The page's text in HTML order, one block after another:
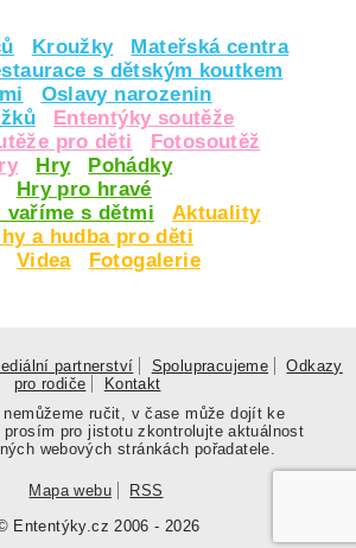
Kroužky
Mateřská centra
s dětským koutkem
Oslavy narozenin
Ententýky soutěže
pro děti
Fotosoutěž
Hry
Pohádky
Hry pro hravé
vaříme s dětmi
Aktuality
a hudba pro děti
Videa
Fotogalerie
partnerství Spolupracujeme
Odkazy
pro rodiče
Kontakt
Ententýky.cz 2006 - 2026
ručit, v čase může dojít ke
pro jistotu zkontrolujte aktuálnost
webových stránkách pořadatele.
Mapa webu
RSS